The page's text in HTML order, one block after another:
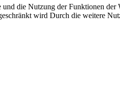
die Nutzung der Funktionen der
wird Durch die weitere